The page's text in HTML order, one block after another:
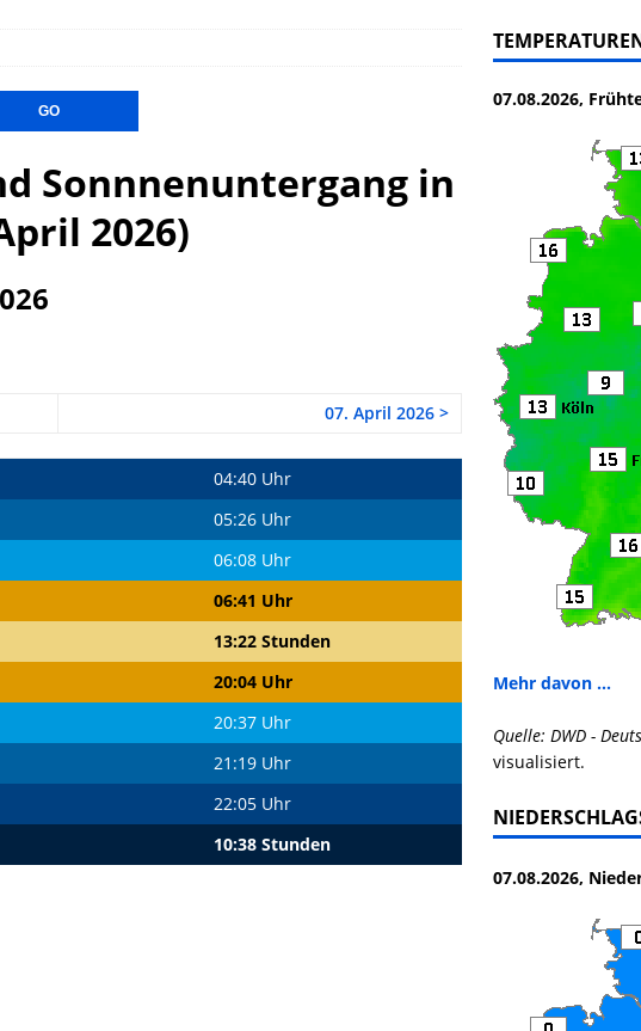
Sonnnenuntergang in
2026)
07. April 2026 >
04:40 Uhr
05:26 Uhr
06:08 Uhr
06:41 Uhr
13:22 Stunden
20:04 Uhr
20:37 Uhr
21:19 Uhr
22:05 Uhr
10:38 Stunden
07.08.2026,
Mehr davon ...
Quelle: DWD -
visualisiert.
07.08.2026,